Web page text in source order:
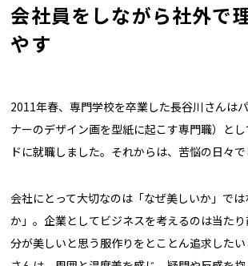
会社員をしながら社外で
やす
2011年春、専門学校を卒業した長谷川さんは
ナーのデザイン画を型紙に起こす専門職）と
ドに就職しました。それからは、苦悩の日々で
会社にとって大切なのは「なぜ美しいか」で
か」。企業としてビジネスを考えるのは当た
分が美しいと思う服作りをとことん追求した